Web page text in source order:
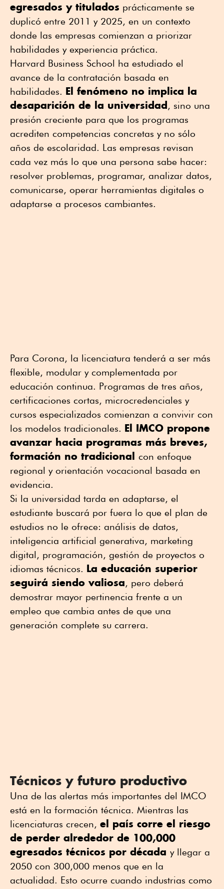
egresados y titulados prácticamente se
duplicó entre 2011 y 2025, en un contexto
donde las empresas comienzan a priorizar
habilidades y experiencia práctica.
Harvard Business School ha estudiado el
avance de la contratación basada en
habilidades. El fenómeno no implica la
desaparición de la universidad , sino una
presión creciente para que los programas
acrediten competencias concretas y no sólo
años de escolaridad. Las empresas revisan
cada vez más lo que una persona sabe hacer:
resolver problemas, programar, analizar datos,
comunicarse, operar herramientas digitales o
adaptarse a procesos cambiantes.
Para Corona, la licenciatura tenderá a ser más
flexible, modular y complementada por
educación continua. Programas de tres años,
certificaciones cortas, microcredenciales y
cursos especializados comienzan a convivir con
los modelos tradicionales. El IMCO propone
avanzar hacia programas más breves,
formación no tradicional con enfoque
regional y orientación vocacional basada en
evidencia.
Si la universidad tarda en adaptarse, el
estudiante buscará por fuera lo que el plan de
estudios no le ofrece: análisis de datos,
inteligencia artificial generativa, marketing
digital, programación, gestión de proyectos o
idiomas técnicos. La educación superior
seguirá siendo valiosa, pero deberá
demostrar mayor pertinencia frente a un
empleo que cambia antes de que una
generación complete su carrera.
Técnicos y futuro productivo
Una de las alertas más importantes del IMCO
está en la formación técnica. Mientras las
licenciaturas crecen, el país corre el riesgo
de perder alrededor de 100,000
egresados técnicos por década y llegar a
2050 con 300,000 menos que en la
actualidad. Esto ocurre cuando industrias como